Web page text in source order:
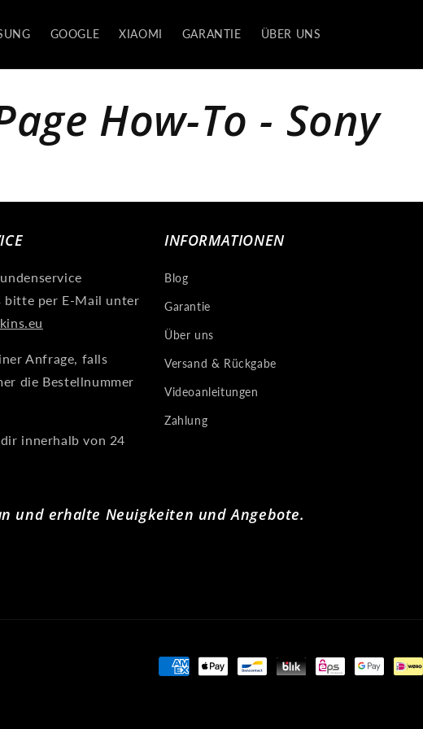
GOOGLE XIAOMI GARANTIE ÜBER UNS
How-To - Sony
bitte per E-Mail unter
Anfrage, falls
die Bestellnummer
innerhalb von 24
INFORMATIONEN
Blog
Garantie
Über uns
Versand & Rückgabe
Videoanleitungen
Zahlung
und erhalte Neuigkeiten und Angebote.
Zahlungsmethoden